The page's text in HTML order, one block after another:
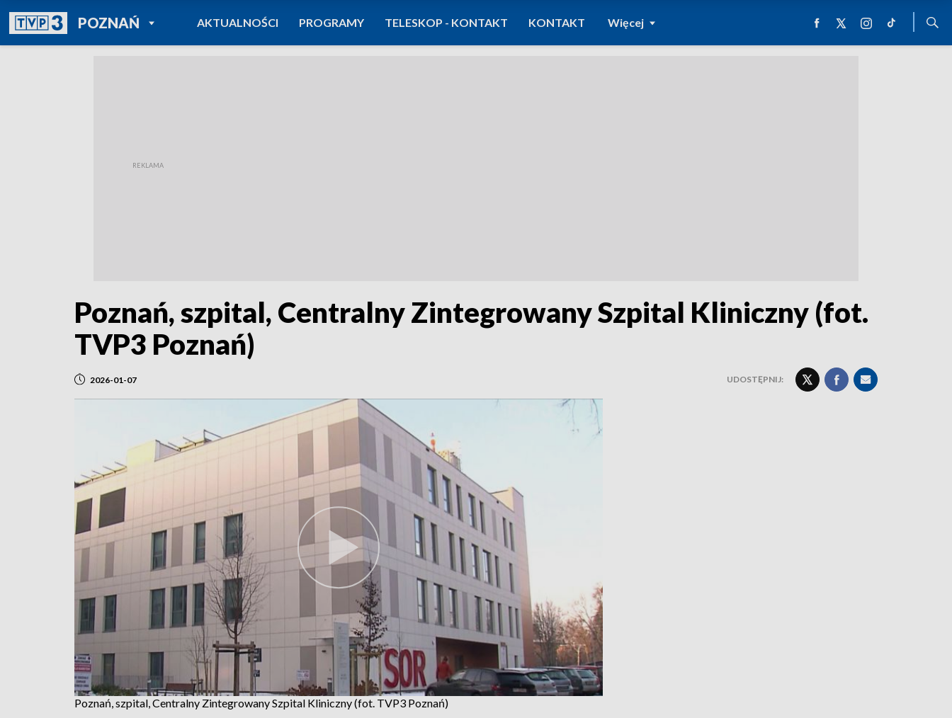
POZNAŃPOWRÓT DO
TVP REGIONY
AKTUALNOŚCI PROGRAMY TELESKOP - KONTAKT KONTAKT Więcej
Poznań, szpital, Centralny Zintegrowany Szpital Kliniczny (fot.
TVP3 Poznań)
2026-01-07 UDOSTĘPNIJ:
Poznań, szpital, Centralny Zintegrowany Szpital Kliniczny (fot. TVP3 Poznań)